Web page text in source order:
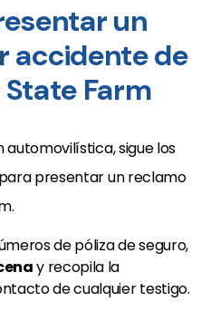
un
accidente de
Farm
automovilística, sigue los
presentar un reclamo
de póliza de seguro,
y recopila la
de cualquier testigo.